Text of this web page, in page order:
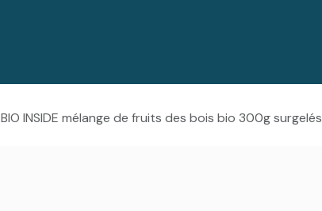
BIO INSIDE mélange de fruits des bois bio 300g surgelés